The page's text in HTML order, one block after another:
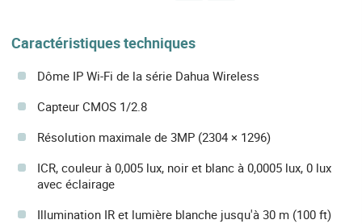
Caractéristiques techniques
Dôme IP Wi-Fi de la série Dahua Wireless
Capteur CMOS 1/2.8
Résolution maximale de 3MP (2304 × 1296)
ICR, couleur à 0,005 lux, noir et blanc à 0,0005 lux, 0 lux
avec éclairage
Illumination IR et lumière blanche jusqu'à 30 m (100 ft)